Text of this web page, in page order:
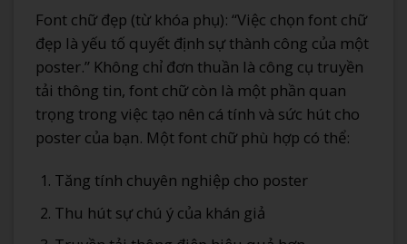
Font chữ đẹp (từ khóa phụ): “Việc chọn font chữ
đẹp là yếu tố quyết định sự thành công của một
poster.” Không chỉ đơn thuần là công cụ truyền
tải thông tin, font chữ còn là một phần quan
trọng trong việc tạo nên cá tính và sức hút cho
poster của bạn. Một font chữ phù hợp có thể:
Tăng tính chuyên nghiệp cho poster
Thu hút sự chú ý của khán giả